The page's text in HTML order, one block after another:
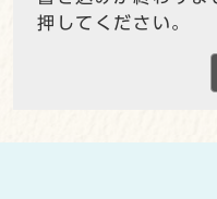
押してください。